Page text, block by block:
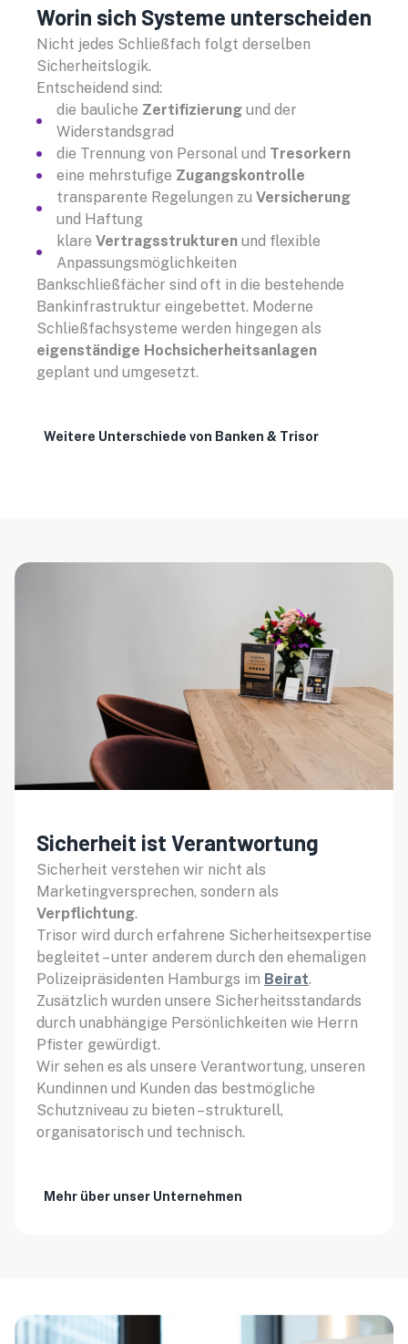
Worin sich Systeme unterscheiden
Nicht jedes Schließfach folgt derselben
Sicherheitslogik.
Entscheidend sind:
die bauliche Zertifizierung und der
Widerstandsgrad
die Trennung von Personal und Tresorkern
eine mehrstufige Zugangskontrolle
transparente Regelungen zu Versicherung
und Haftung
klare Vertragsstrukturen und flexible
Anpassungsmöglichkeiten
Bankschließfächer sind oft in die bestehende
Bankinfrastruktur eingebettet. Moderne
Schließfachsysteme werden hingegen als
eigenständige Hochsicherheitsanlagen
geplant und umgesetzt.
Weitere Unterschiede von Banken & Trisor
Sicherheit ist Verantwortung
Sicherheit verstehen wir nicht als
Marketingversprechen, sondern als
Verpflichtung.
Trisor wird durch erfahrene Sicherheitsexpertise
begleitet – unter anderem durch den ehemaligen
Polizeipräsidenten Hamburgs im Beirat.
Zusätzlich wurden unsere Sicherheitsstandards
durch unabhängige Persönlichkeiten wie Herrn
Pfister gewürdigt.
Wir sehen es als unsere Verantwortung, unseren
Kundinnen und Kunden das bestmögliche
Schutzniveau zu bieten – strukturell,
organisatorisch und technisch.
Mehr über unser Unternehmen